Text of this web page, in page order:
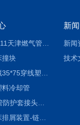
撞块
料冷却管
DGT导管防护套接头形式与参数
数控机床排屑装置-链板式排屑机
新
新闻
技术